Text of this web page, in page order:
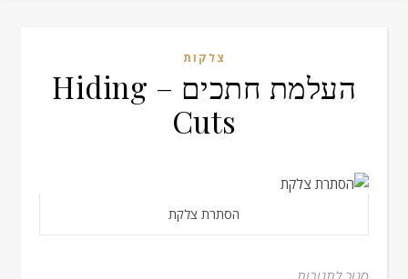
צלקות
העלמת חתכים – Hiding
Cuts
הסתרת צלקת